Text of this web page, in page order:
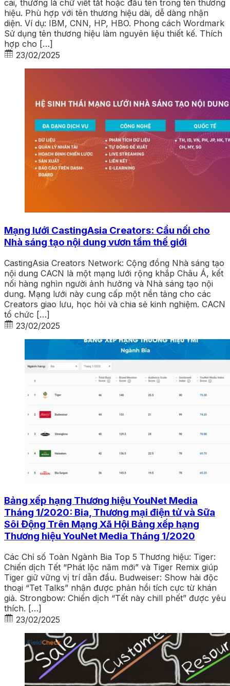
cái, thường là chữ viết tắt hoặc đầu tên trong tên thương
hiệu. Phù hợp với tên thương hiệu dài, dễ dàng nhận
diện. Ví dụ: IBM, CNN, HP, HBO. Phong cách Wordmark
Sử dụng tên thương hiệu làm nguyên liệu thiết kế. Thích
hợp cho […]
23/02/2025
Mạng lưới CastingAsia Creators: Cầu nối cho
Nhà sáng tạo nội dung vươn tầm thế giới
CastingAsia Creators Network: Cộng đồng Nhà sáng tạo
nội dung CACN là một mạng lưới rộng khắp Châu Á, kết
nối hàng nghìn người ảnh hưởng và Nhà sáng tạo nội
dung. Mạng lưới này cung cấp một nền tảng cho các
Creators giao lưu, học hỏi và chia sẻ kinh nghiệm. CACN
tổ chức […]
23/02/2025
Bảng xếp hạng Thương hiệu YouNet Media
Tháng 1/2020: Bia, Thương mại điện tử và Sữa
Sôi Động Trên Mạng Xã Hội Bảng xếp hạng
Thương hiệu YouNet Media Tháng 1/2020
Các Chỉ số Toàn Ngành Bia Top 5 Thương hiệu: Tiger:
Chiến dịch Tết “Phát lộc năm mới” và Tiger Remix giúp
Tiger giữ vững vị trí dẫn đầu. Budweiser: Show hài độc
thoại “Tet Talks” nhận được phản hồi tích cực từ khán
giả. Strongbow: Chiến dịch “Tết này chill phết” được yêu
thích. […]
23/02/2025